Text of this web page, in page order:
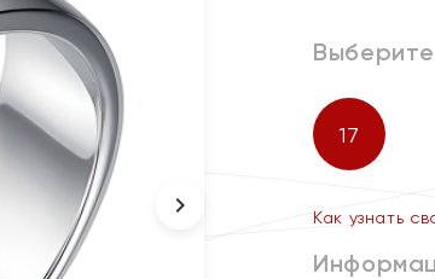
17
Как узнать